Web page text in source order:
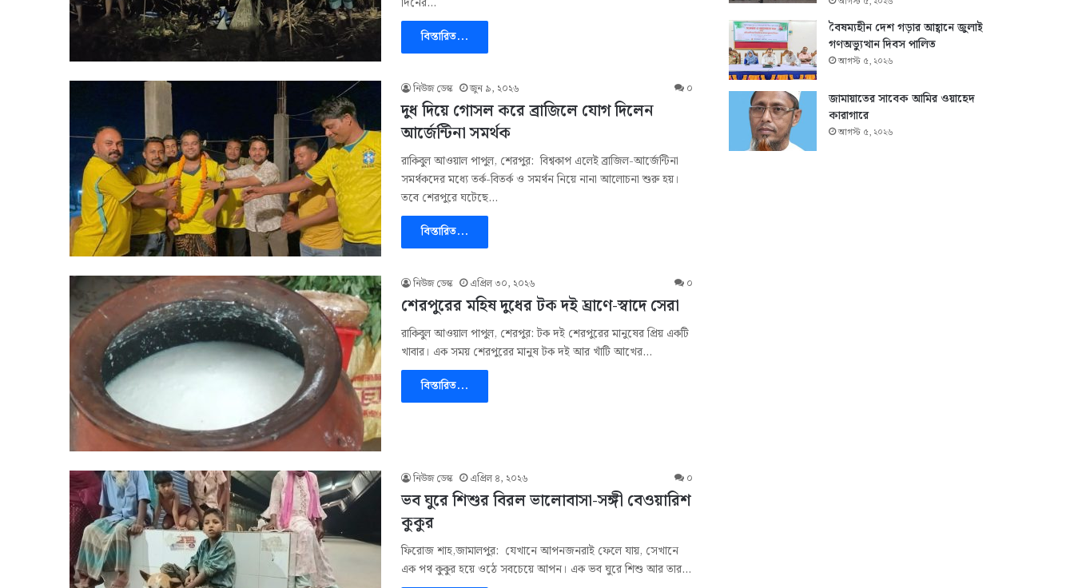
বিস্তারিত...
নিউজ ডেস্ক জুন ৯, ২০২৬ ০
দুধ দিয়ে গোসল করে ব্রাজিলে যোগ দিলেন
আর্জেন্টিনা সমর্থক
রাকিবুল আওয়াল পাপুল, শেরপুর: বিশ্বকাপ এলেই ব্রাজিল-আর্জেন্টিনা
সমর্থকদের মধ্যে তর্ক-বিতর্ক ও সমর্থন নিয়ে নানা আলোচনা শুরু হয়।
তবে শেরপুরে ঘটেছে…
বিস্তারিত...
নিউজ ডেস্ক এপ্রিল ৩০, ২০২৬ ০
শেরপুরের মহিষ দুধের টক দই ঘ্রাণে-স্বাদে সেরা
রাকিবুল আওয়াল পাপুল, শেরপুর: টক দই শেরপুরের মানুষের প্রিয় একটি
খাবার। এক সময় শেরপুরের মানুষ টক দই আর খাঁটি আখের…
বিস্তারিত...
নিউজ ডেস্ক এপ্রিল ৪, ২০২৬ ০
ভব ঘুরে শিশুর বিরল ভালোবাসা-সঙ্গী বেওয়ারিশ
কুকুর
ফিরোজ শাহ,জামালপুর: যেখানে আপনজনরাই ফেলে যায়, সেখানে
এক পথ কুকুর হয়ে ওঠে সবচেয়ে আপন। এক ভব ঘুরে শিশু আর তার…
বৈষম্যহীন দেশ গড়ার আহ্বানে জুলাই
গণঅভ্যুত্থান দিবস পালিত
আগস্ট ৫, ২০২৬
জামায়াতের সাবেক আমির ওয়াহেদ
কারাগারে
আগস্ট ৫, ২০২৬